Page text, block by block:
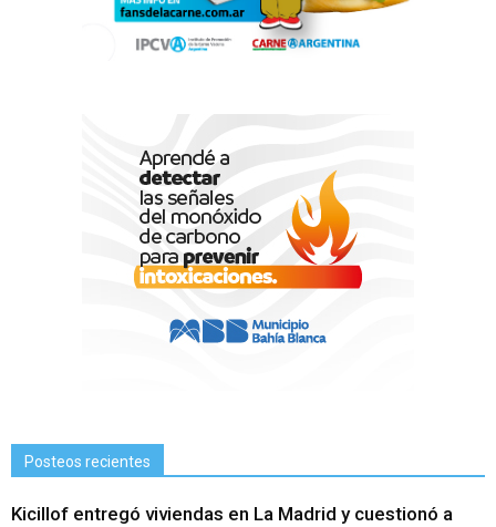
Posteos recientes
Kicillof entregó viviendas en La Madrid y cuestionó a